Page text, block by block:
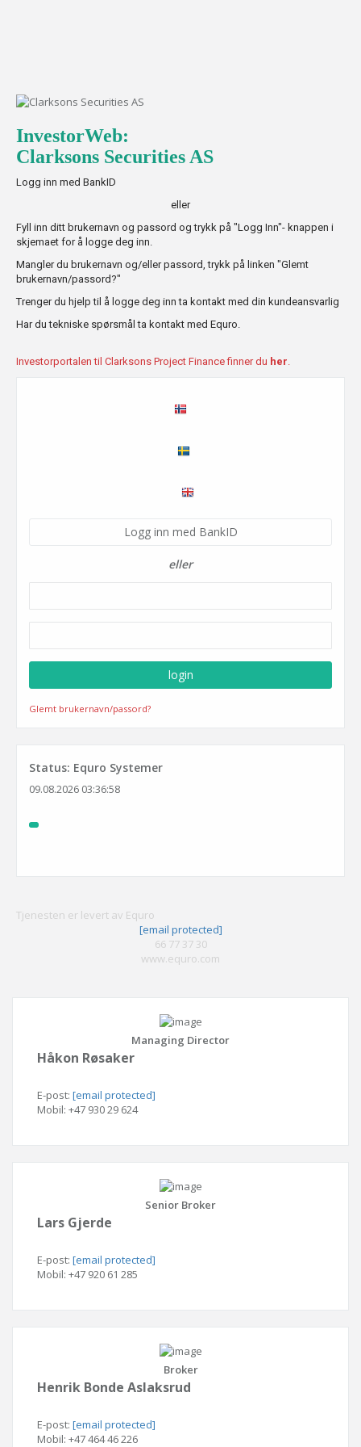
InvestorWeb:
Clarksons Securities AS
Logg inn med BankID
eller
Fyll inn ditt brukernavn og passord og trykk på "Logg Inn"- knappen i
skjemaet for å logge deg inn.
Mangler du brukernavn og/eller passord, trykk på linken "Glemt
brukernavn/passord?"
Trenger du hjelp til å logge deg inn ta kontakt med din kundeansvarlig
Har du tekniske spørsmål ta kontakt med Equro.
Investorportalen til Clarksons Project Finance finner du her
Logg inn med BankID
eller
Glemt brukernavn/passord?
Status: Equro Systemer
09.08.2026 03:36:58
Tjenesten er levert av Equro
[email protected]
66 77 37 30
www.equro.com
Managing Director
Håkon Røsaker
E-post: [email protected]
Mobil: +47 930 29 624
Senior Broker
Lars Gjerde
E-post: [email protected]
Mobil: +47 920 61 285
Broker
Henrik Bonde Aslaksrud
E-post: [email protected]
Mobil: +47 464 46 226